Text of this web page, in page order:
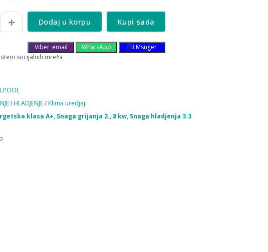
Dodaj u korpu Kupi sada
Viber_email WhatsApp
FB Msnger
putem socijalnih mreža__________
I HLADJENJE/Klima uredjaji
klasa A+, Snaga grijanja 2., 8 kw, Snaga hladjenja 3.3